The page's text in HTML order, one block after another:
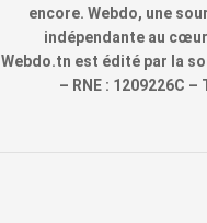
encore. Webdo, une
indépendante au
Webdo.tn est édité par la
– RNE : 1209226C –